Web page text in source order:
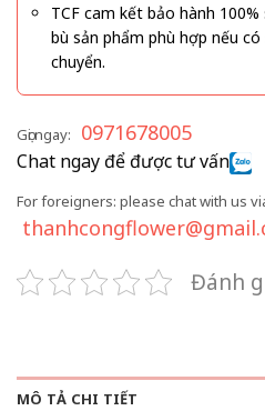
TCF cam kết bảo hành
bù sản phẩm phù hợp nếu
chuyển.
Gọi ngay: 0971678005
Chat ngay để được tư vấn
For foreigners: please chat with us
Đánh
MÔ TẢ CHI TIẾT